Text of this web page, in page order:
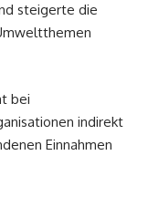
steigerte die
bei
indirekt
Einnahmen